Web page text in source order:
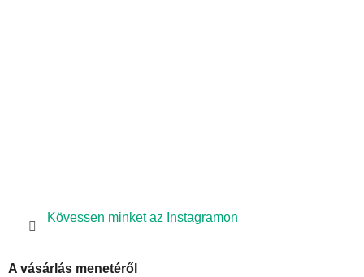
Kövessen minket az Instagramon
A vásárlás menetéről